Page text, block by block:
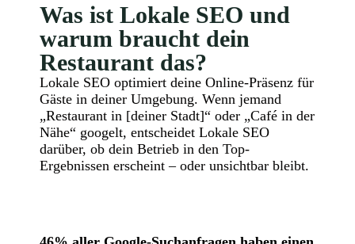
Was ist Lokale SEO und
warum braucht dein
Restaurant das?
Lokale SEO optimiert deine Online-Präsenz für
Gäste in deiner Umgebung. Wenn jemand
„Restaurant in [deiner Stadt]“ oder „Café in der
Nähe“ googelt, entscheidet Lokale SEO
darüber, ob dein Betrieb in den Top-
Ergebnissen erscheint – oder unsichtbar bleibt.